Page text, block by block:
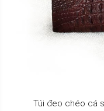
Túi đeo chéo cá